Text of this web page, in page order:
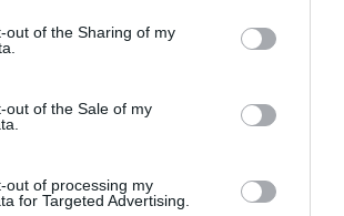
visit or usage behaviour. You may click to
to Google and its third-party tags to
below specified purposes in below Google
out of the Sharing of my
out of the Sale of my
out of processing my
for Targeted Advertising.
οργής… συμπαρασύρει την